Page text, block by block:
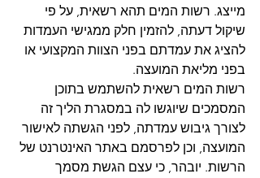
מייצג. רשות המים תהא רשאית, על פי
שיקול דעתה, להזמין חלק ממגישי העמדות
להציג את עמדתם בפני הצוות המקצועי או
בפני מליאת המועצה.
רשות המים רשאית להשתמש בתוכן
המסמכים שיוגשו לה במסגרת הליך זה
לצורך גיבוש עמדתה, לפני הגשתה לאישור
המועצה, וכן לפרסמם באתר האינטרנט של
הרשות. יובהר, כי עצם הגשת מסמך